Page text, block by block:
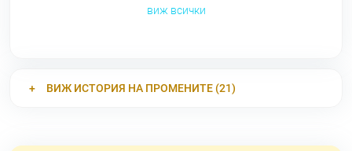
виж всички
ВИЖ ИСТОРИЯ НА ПРОМЕНИТЕ (21)